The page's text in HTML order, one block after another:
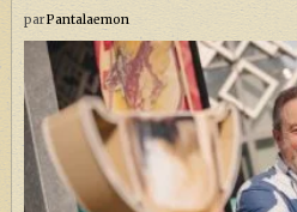
À PROPOS
SOUTENEZ-NOUS !
LA SÉRIE HARRY POTTER (REBOOT)
HARRY POTTER : LIVRES
parPantalaemon